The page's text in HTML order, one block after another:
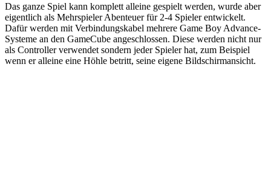
Das ganze Spiel kann komplett alleine gespielt werden, wurde aber
eigentlich als Mehrspieler Abenteuer für 2-4 Spieler entwickelt.
Dafür werden mit Verbindungskabel mehrere Game Boy Advance-
Systeme an den GameCube angeschlossen. Diese werden nicht nur
als Controller verwendet sondern jeder Spieler hat, zum Beispiel
wenn er alleine eine Höhle betritt, seine eigene Bildschirmansicht.